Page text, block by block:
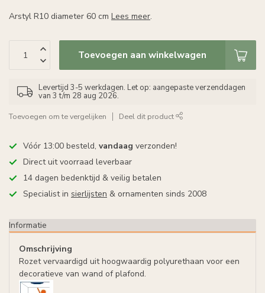
Arstyl R10 diameter 60 cm Lees meer.
Toevoegen aan winkelwagen
Levertijd 3-5 werkdagen. Let op: aangepaste verzenddagen
van 3 t/m 28 aug 2026.
Toevoegen om te vergelijken Deel dit product
Vóór 13:00 besteld, vandaag verzonden!
Direct uit voorraad leverbaar
14 dagen bedenktijd & veilig betalen
Specialist in sierlijsten & ornamenten sinds 2008
Informatie
Omschrijving
Rozet vervaardigd uit hoogwaardig polyurethaan voor een
decoratieve van wand of plafond.